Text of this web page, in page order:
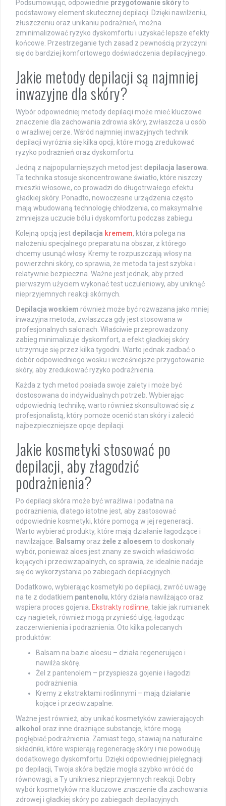
Podsumowując, odpowiednie przygotowanie skóryto
podstawowy element skutecznej depilacji. Dzięki nawilżeniu,
złuszczeniu oraz unikaniu podrażnień, można
zminimalizować ryzyko dyskomfortu i uzyskać lepsze efekty
końcowe. Przestrzeganie tych zasad z pewnością przyczyni
się do bardziej komfortowego doświadczenia depilacyjnego.
Jakie metody depilacji są najmniej
inwazyjne dla skóry?
Wybór odpowiedniej metody depilacji może mieć kluczowe
znaczenie dla zachowania zdrowia skóry, zwłaszcza u osób
o wrażliwej cerze. Wśród najmniej inwazyjnych technik
depilacji wyróżnia się kilka opcji, które mogą zredukować
ryzyko podrażnień oraz dyskomfortu.
Jedną z najpopularniejszych metod jest depilacja laserowa.
Ta technika stosuje skoncentrowane światło, które niszczy
mieszki włosowe, co prowadzi do długotrwałego efektu
gładkiej skóry. Ponadto, nowoczesne urządzenia często
mają wbudowaną technologię chłodzenia, co maksymalnie
zmniejsza uczucie bólu i dyskomfortu podczas zabiegu.
Kolejną opcją jest depilacja kremem, która polega na
nałożeniu specjalnego preparatu na obszar, z którego
chcemy usunąć włosy. Kremy te rozpuszczają włosy na
powierzchni skóry, co sprawia, że metoda ta jest szybka i
relatywnie bezpieczna. Ważne jest jednak, aby przed
pierwszym użyciem wykonać test uczuleniowy, aby uniknąć
nieprzyjemnych reakcji skórnych.
Depilacja woskiem również może być rozważana jako mniej
inwazyjna metoda, zwłaszcza gdy jest stosowana w
profesjonalnych salonach. Właściwie przeprowadzony
zabieg minimalizuje dyskomfort, a efekt gładkiej skóry
utrzymuje się przez kilka tygodni. Warto jednak zadbać o
dobór odpowiedniego wosku i wcześniejsze przygotowanie
skóry, aby zredukować ryzyko podrażnienia.
Każda z tych metod posiada swoje zalety i może być
dostosowana do indywidualnych potrzeb. Wybierając
odpowiednią technikę, warto również skonsultować się z
profesjonalistą, który pomoże ocenić stan skóry i zalecić
najbezpieczniejsze opcje depilacji.
Jakie kosmetyki stosować po
depilacji, aby złagodzić
podrażnienia?
Po depilacji skóra może być wrażliwa i podatna na
podrażnienia, dlatego istotne jest, aby zastosować
odpowiednie kosmetyki, które pomogą w jej regeneracji.
Warto wybierać produkty, które mają działanie łagodzące i
nawilżające. Balsamy oraz żele z aloesem to doskonały
wybór, ponieważ aloes jest znany ze swoich właściwości
kojących i przeciwzapalnych, co sprawia, że idealnie nadaje
się do wykorzystania po zabiegach depilacyjnych.
Dodatkowo, wybierając kosmetyki po depilacji, zwróć uwagę
na te z dodatkiem pantenolu, który działa nawilżająco oraz
wspiera proces gojenia. Ekstrakty roślinne, takie jak rumianek
czy nagietek, również mogą przynieść ulgę, łagodząc
zaczerwienienia i podrażnienia. Oto kilka polecanych
produktów:
Balsam na bazie aloesu – działa regenerująco i
nawilża skórę.
Żel z pantenolem – przyspiesza gojenie i łagodzi
podrażnienia.
Kremy z ekstraktami roślinnymi – mają działanie
kojące i przeciwzapalne.
Ważne jest również, aby unikać kosmetyków zawierających
alkohol oraz inne drażniące substancje, które mogą
pogłębiać podrażnienia. Zamiast tego, stawiaj na naturalne
składniki, które wspierają regenerację skóry i nie powodują
dodatkowego dyskomfortu. Dzięki odpowiedniej pielęgnacji
po depilacji, Twoja skóra będzie mogła szybko wrócić do
równowagi, a Ty unikniesz nieprzyjemnych reakcji. Dobry
wybór kosmetyków ma kluczowe znaczenie dla zachowania
zdrowej i gładkiej skóry po zabiegach depilacyjnych.